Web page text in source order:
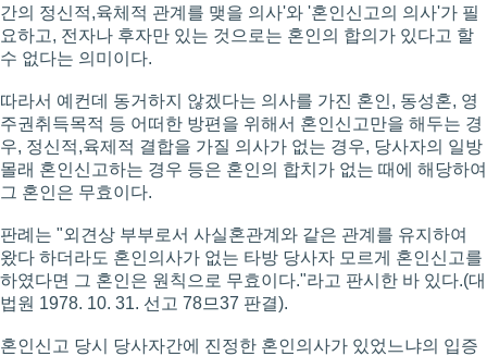
간의 정신적,육체적 관계를 맺을 의사'와 '혼인신고의 의사'가 필
요하고, 전자나 후자만 있는 것으로는 혼인의 합의가 있다고 할
수 없다는 의미이다.
따라서 예컨데 동거하지 않겠다는 의사를 가진 혼인, 동성혼, 영
주권취득목적 등 어떠한 방편을 위해서 혼인신고만을 해두는 경
우, 정신적,육제적 결합을 가질 의사가 없는 경우, 당사자의 일방
몰래 혼인신고하는 경우 등은 혼인의 합치가 없는 때에 해당하여
그 혼인은 무효이다.
판례는 "외견상 부부로서 사실혼관계와 같은 관계를 유지하여
왔다 하더라도 혼인의사가 없는 타방 당사자 모르게 혼인신고를
하였다면 그 혼인은 원칙으로 무효이다."라고 판시한 바 있다.(대
법원 1978. 10. 31. 선고 78므37 판결).
혼인신고 당시 당사자간에 진정한 혼인의사가 있었느냐의 입증